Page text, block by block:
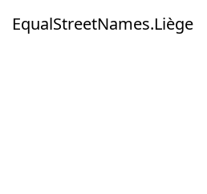
EqualStreetNames.Liège
EqualStreetNames.Liège